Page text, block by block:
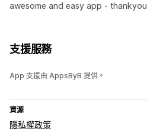
awesome and easy app - thankyou
支援服務
App 支援由 AppsByB 提供。
資源
隱私權政策